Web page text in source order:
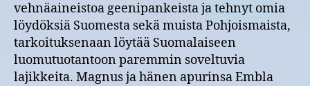
vehnäaineistoa geenipankeista ja tehnyt omia
löydöksiä Suomesta sekä muista Pohjoismaista,
tarkoituksenaan löytää Suomalaiseen
luomutuotantoon paremmin soveltuvia
lajikkeita. Magnus ja hänen apurinsa Embla